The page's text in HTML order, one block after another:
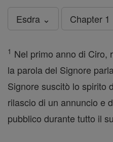
Esdra ⌄ Chapter 1
1 Nel primo anno di Ciro,
la parola del Signore
Signore suscitò lo spirito
rilascio di un annuncio e
pubblico durante tutto il